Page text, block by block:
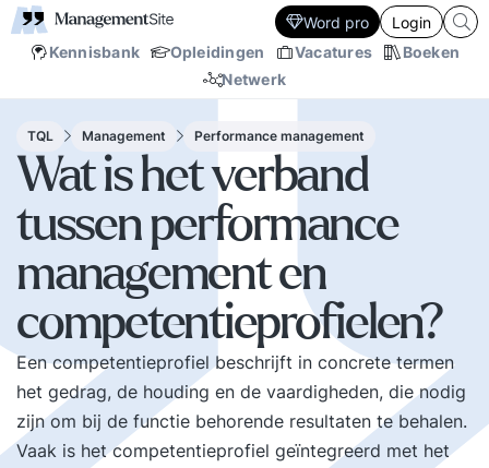
Kennisbank Opleidingen Vacatures
Boeken
Netwerk
Word pro Login
TQL Management Performance management
Wat is het verband
tussen performance
management en
competentieprofielen?
Een competentieprofiel beschrijft in concrete termen
het gedrag, de houding en de vaardigheden, die nodig
zijn om bij de functie behorende resultaten te behalen.
Vaak is het competentieprofiel geïntegreerd met het